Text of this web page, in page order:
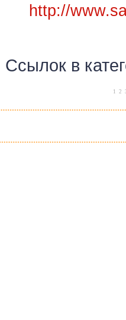
http://
Ссылок в
1 2